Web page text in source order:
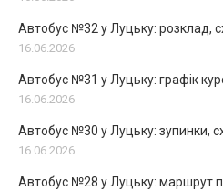
Автобус №32 у Луцьку: розклад,
16.06.2026
Автобус №31 у Луцьку: графік
16.06.2026
Автобус №30 у Луцьку: зупинки,
16.06.2026
Автобус №28 у Луцьку: маршрут